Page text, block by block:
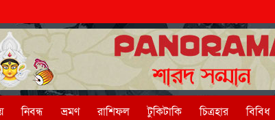
নিবন্ধ ভ্রমণ রাশিফল টুকিটাকি চিত্রহার বিবিধ